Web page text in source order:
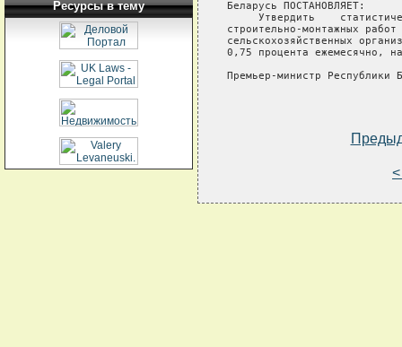
Ресурсы в тему
Беларусь ПОСТАНОВЛЯЕТ:
Утвердить
строительно-монтажных
сельскохозяйственных
0,75 процента ежемесячно,
Премьер-министр